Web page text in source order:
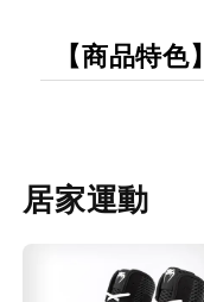
【商品特色】
居家運動